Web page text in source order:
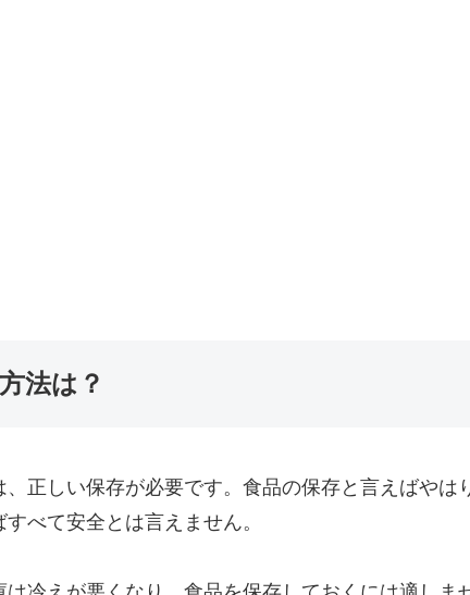
法は？
正しい保存が必要です。食品の保存と言えばやは
べて安全とは言えません。